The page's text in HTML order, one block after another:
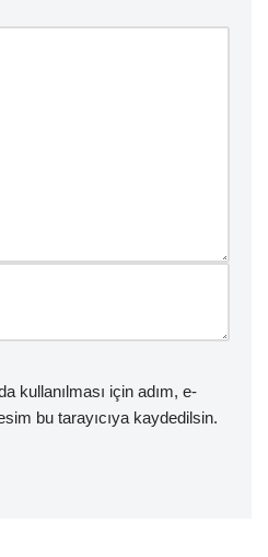
kullanılması için adım, e-
bu tarayıcıya kaydedilsin.